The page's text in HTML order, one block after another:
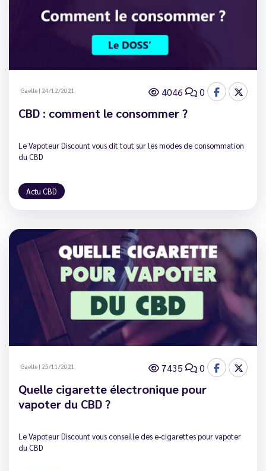
Gaelle | 24/12/2021 4046 0
CBD : comment le consommer ?
Le Vapoteur Discount vous dit tout sur les modes de consommation
du CBD
Actu CBD
Gaelle | 25/11/2021 7435 0
Quelle cigarette électronique pour
vapoter du CBD ?
Le Vapoteur Discount vous conseille des e-cigarettes pour vapoter
du CBD